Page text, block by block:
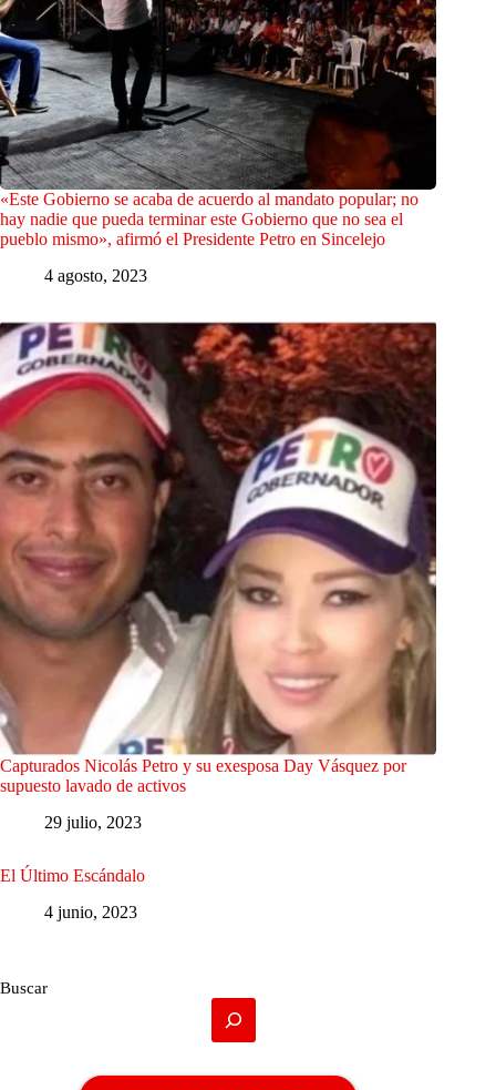
«Este Gobierno se acaba de acuerdo al mandato popular; no
hay nadie que pueda terminar este Gobierno que no sea el
pueblo mismo», afirmó el Presidente Petro en Sincelejo
4 agosto, 2023
Capturados Nicolás Petro y su exesposa Day Vásquez por
supuesto lavado de activos
29 julio, 2023
El Último Escándalo
4 junio, 2023
Buscar